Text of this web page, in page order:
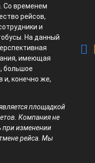
Со временем
рейсов,
и
На данный
имеющая
большое
и, конечно же,
площадкой
Компания не
при изменении
рейса. Мы